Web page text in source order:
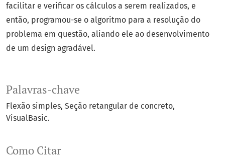
Palavras-chave
Flexão simples Seção retangular de concreto
VisualBasic.
Como Citar
facilitar e verificar os cálculos a serem realizados, e
então, programou-se o algoritmo para a resolução do
problema em questão, aliando ele ao desenvolvimento
de um design agradável.